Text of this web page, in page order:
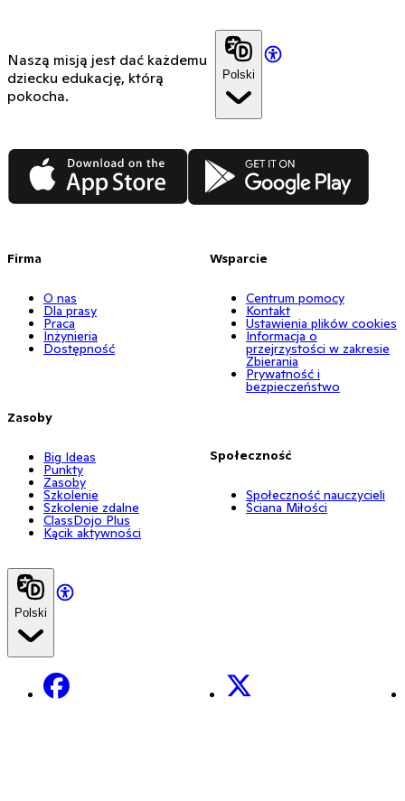
Naszą misją jest dać każdemu
dziecku edukację, którą
pokocha.
Polski
App Store Google Play
Firma
O nas
Dla prasy
Praca
Inżynieria
Dostępność
Zasoby
Big Ideas
Punkty
Zasoby
Szkolenie
Szkolenie zdalne
ClassDojo Plus
Kącik aktywności
Wsparcie
Centrum pomocy
Kontakt
Ustawienia plików cookies
Informacja o
przejrzystości w zakresie
Zbierania
Prywatność i
bezpieczeństwo
Społeczność
Społeczność nauczycieli
Ściana Miłości
Polski
Facebook X